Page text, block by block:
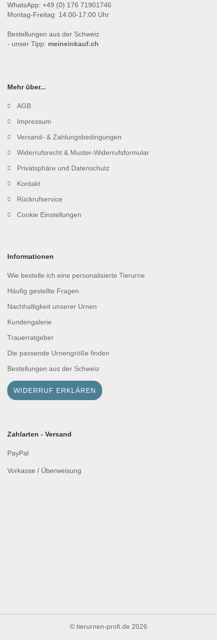
WhatsApp: +49 (0) 176 71901746
Montag-Freitag 14:00-17:00 Uhr
Bestellungen aus der Schweiz
- unser Tipp: meineinkauf.ch
Mehr über...
AGB
Impressum
Versand- & Zahlungsbedingungen
Widerrufsrecht & Muster-Widerrufsformular
Privatsphäre und Datenschutz
Kontakt
Rückrufservice
Cookie Einstellungen
Informationen
Wie bestelle ich eine personalisierte Tierurne
Häufig gestellte Fragen
Nachhaltigkeit unserer Urnen
Kundengalerie
Trauerratgeber
Die passende Urnengröße finden
Bestellungen aus der Schweiz
WIDERRUF ERKLÄREN
Zahlarten - Versand
PayPal
Vorkasse / Überweisung
© tierurnen-profi.de 2026